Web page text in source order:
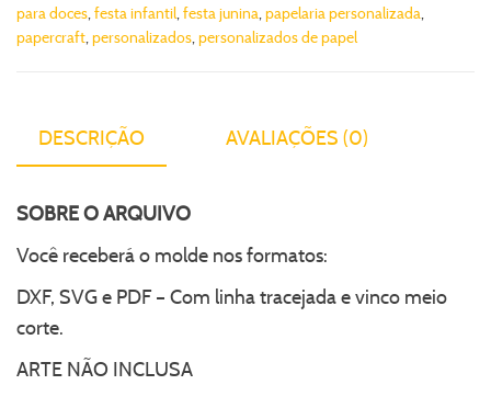
para doces festa infantil festa junina papelaria personalizada
papercraft personalizados personalizados de papel
DESCRIÇÃO AVALIAÇÕES (0)
SOBRE O ARQUIVO
Você receberá o molde nos formatos:
DXF, SVG e PDF – Com linha tracejada e vinco meio
corte.
ARTE NÃO INCLUSA